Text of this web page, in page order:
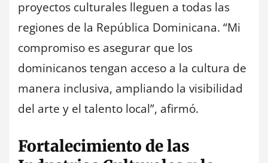
proyectos culturales lleguen a todas las
regiones de la República Dominicana. “Mi
compromiso es asegurar que los
dominicanos tengan acceso a la cultura de
manera inclusiva, ampliando la visibilidad
del arte y el talento local”, afirmó.
Fortalecimiento de las